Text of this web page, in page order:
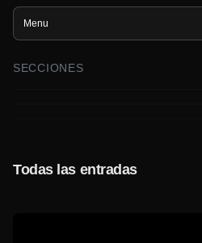
Menu
SECCIONES
Todas las entradas